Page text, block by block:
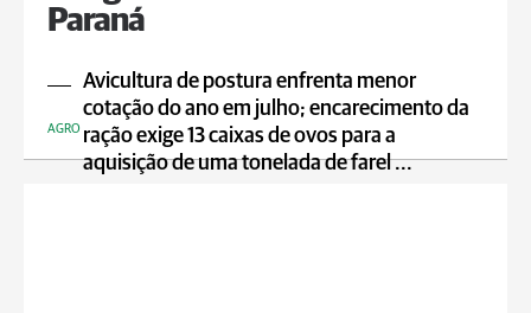
Paraná
Avicultura de postura enfrenta menor
cotação do ano em julho; encarecimento da
ração exige 13 caixas de ovos para a
aquisição de uma tonelada de farel ...
AGRO